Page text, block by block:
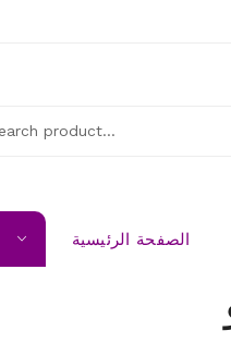
الصفحة الرئيسية